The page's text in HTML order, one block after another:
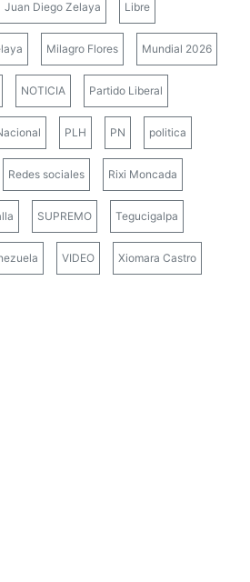
Juan Diego Zelaya Libre
Milagro Flores Mundial 2026
NOTICIA Partido Liberal
PLH PN politica
Redes sociales Rixi Moncada
SUPREMO Tegucigalpa
VIDEO Xiomara Castro